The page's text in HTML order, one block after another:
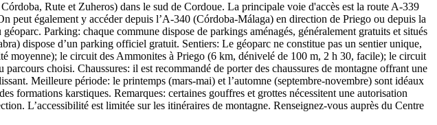
Rute et Zuheros) dans le sud de Cordoue. La principale voie d'accès est la route A-339
peut également y accéder depuis l’A-340 (Córdoba-Málaga) en direction de Priego ou depuis la
Parking: chaque commune dispose de parkings aménagés, généralement gratuits et situés
dispose d’un parking officiel gratuit. Sentiers: Le géoparc ne constitue pas un sentier unique,
moyenne); le circuit des Ammonites à Priego (6 km, dénivelé de 100 m, 2 h 30, facile); le circuit
choisi. Chaussures: il est recommandé de porter des chaussures de montagne offrant une
Meilleure période: le printemps (mars-mai) et l’automne (septembre-novembre) sont idéaux
formations karstiques. Remarques: certaines gouffres et grottes nécessitent une autorisation
L’accessibilité est limitée sur les itinéraires de montagne. Renseignez-vous auprès du Centre